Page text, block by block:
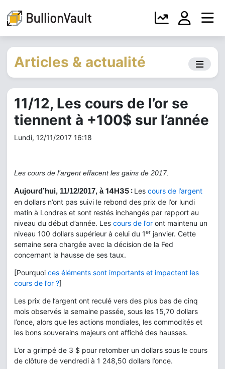
Articles & actualité
11/12, Les cours de l’or se
tiennent à +100$ sur l’année
Lundi, 12/11/2017 16:18
Les cours de l’argent effacent les gains de 2017.
Aujourd’hui, 11/12/2017, à 14H35 : Les cours de l’argent
en dollars n’ont pas suivi le rebond des prix de l’or lundi
matin à Londres et sont restés inchangés par rapport au
niveau du début d’année. Les cours de l’or ont maintenu un
niveau 100 dollars supérieur à celui du 1er janvier. Cette
semaine sera chargée avec la décision de la Fed
concernant la hausse de ses taux.
[Pourquoi ces éléments sont importants et impactent les
cours de l’or ?]
Les prix de l’argent ont reculé vers des plus bas de cinq
mois observés la semaine passée, sous les 15,70 dollars
l’once, alors que les actions mondiales, les commodités et
les bons souverains majeurs ont affiché des hausses.
L’or a grimpé de 3 $ pour retomber un dollars sous le cours
de clôture de vendredi à 1 248,50 dollars l’once.